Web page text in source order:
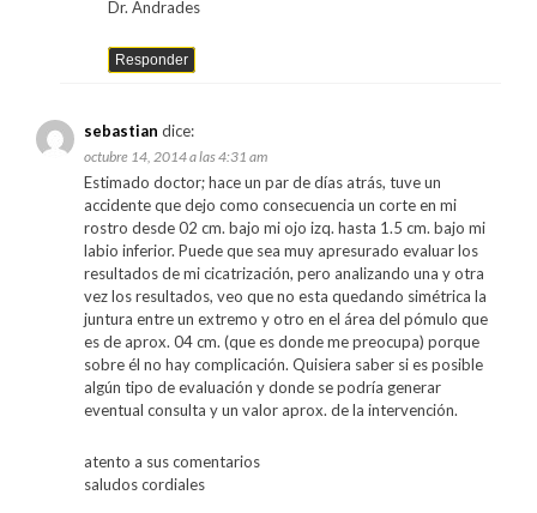
Dr. Andrades
Responder
sebastian dice:
octubre 14, 2014 a las 4:31 am
Estimado doctor; hace un par de días atrás, tuve un
accidente que dejo como consecuencia un corte en mi
rostro desde 02 cm. bajo mi ojo izq. hasta 1.5 cm. bajo mi
labio inferior. Puede que sea muy apresurado evaluar los
resultados de mi cicatrización, pero analizando una y otra
vez los resultados, veo que no esta quedando simétrica la
juntura entre un extremo y otro en el área del pómulo que
es de aprox. 04 cm. (que es donde me preocupa) porque
sobre él no hay complicación. Quisiera saber si es posible
algún tipo de evaluación y donde se podría generar
eventual consulta y un valor aprox. de la intervención.
atento a sus comentarios
saludos cordiales